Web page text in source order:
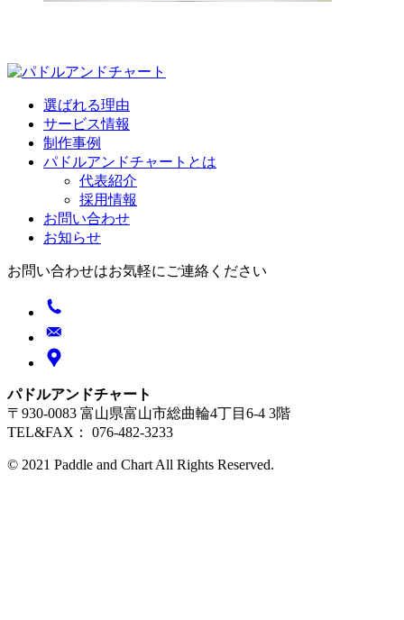
選ばれる理由
サービス情報
制作事例
パドルアンドチャートとは
代表紹介
採用情報
お問い合わせ
お知らせ
お問い合わせはお気軽にご連絡ください
パドルアンドチャート
〒930-0083 富山県富山市総曲輪4丁目6-4 3階
TEL&FAX： 076-482-3233
© 2021 Paddle and Chart All Rights Reserved.